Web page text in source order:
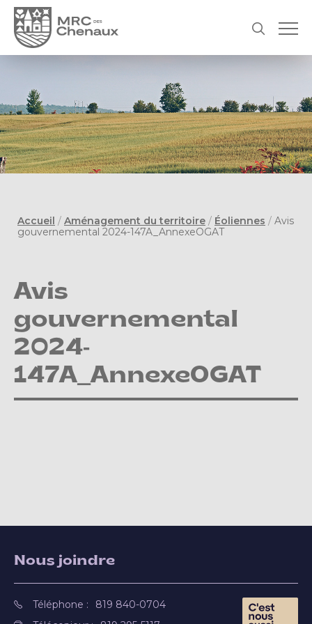
Accueil / Aménagement du territoire / Éoliennes / Avis
gouvernemental 2024-147A_AnnexeOGAT
Avis
gouvernemental
2024-
147A_AnnexeOGAT
Nous joindre
Téléphone :
819 840-0704